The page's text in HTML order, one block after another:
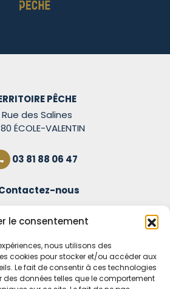
le consentement
nous utilisons des
cookies pour stocker et/ou accéder aux
Le fait de consentir à ces technologies
des données telles que le comportement
PÊCHE
Rue des Salines
ÉCOLE-VALENTIN
03 81 88 06 47
nous
à la newsletter
TOUS LES JOURS
nos horaires